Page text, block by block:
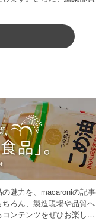
魅力を、macaroniの記事
ろん、製造現場や品質へ
ンテンツをぜひお楽しみ